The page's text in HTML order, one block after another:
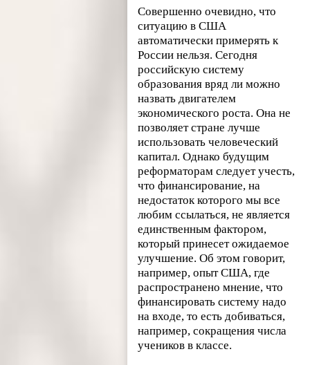
Совершенно очевидно, что
ситуацию в США
автоматически примерять к
России нельзя. Сегодня
российскую систему
образования вряд ли можно
назвать двигателем
экономического роста. Она не
позволяет стране лучше
использовать человеческий
капитал. Однако будущим
реформаторам следует учесть,
что финансирование, на
недостаток которого мы все
любим ссылаться, не является
единственным фактором,
который принесет ожидаемое
улучшение. Об этом говорит,
например, опыт США, где
распространено мнение, что
финансировать систему надо
на входе, то есть добиваться,
например, сокращения числа
учеников в классе.